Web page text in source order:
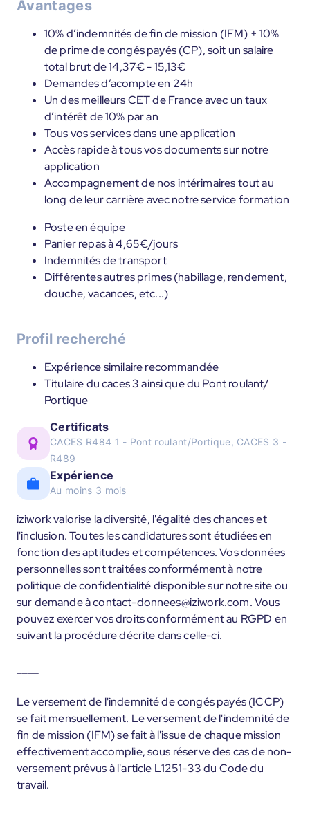
Avantages
10% d’indemnités de fin de mission (IFM) + 10%
de prime de congés payés (CP), soit un salaire
total brut de 14,37€ - 15,13€
Demandes d’acompte en 24h
Un des meilleurs CET de France avec un taux
d’intérêt de 10% par an
Tous vos services dans une application
Accès rapide à tous vos documents sur notre
application
Accompagnement de nos intérimaires tout au
long de leur carrière avec notre service formation
Poste en équipe
Panier repas à 4,65€/jours
Indemnités de transport
Différentes autres primes (habillage, rendement,
douche, vacances, etc...)
Profil recherché
Expérience similaire recommandée
Titulaire du caces 3 ainsi que du Pont roulant/
Portique
Certificats
CACES R484 1 - Pont roulant/Portique, CACES 3 -
R489
Expérience
Au moins 3 mois
iziwork valorise la diversité, l'égalité des chances et
l'inclusion. Toutes les candidatures sont étudiées en
fonction des aptitudes et compétences. Vos données
personnelles sont traitées conformément à notre
politique de confidentialité disponible sur notre site ou
sur demande à contact-donnees@iziwork.com. Vous
pouvez exercer vos droits conformément au RGPD en
suivant la procédure décrite dans celle-ci.
Le versement de l'indemnité de congés payés (ICCP)
se fait mensuellement. Le versement de l'indemnité de
fin de mission (IFM) se fait à l'issue de chaque mission
effectivement accomplie, sous réserve des cas de non-
versement prévus à l'article L1251-33 du Code du
travail.